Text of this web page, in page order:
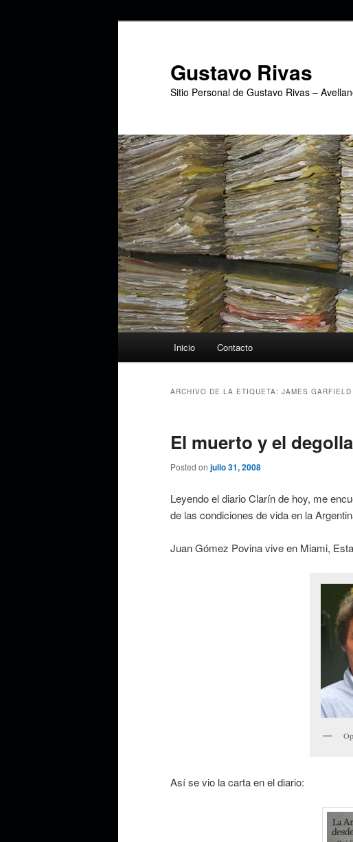
Gustavo Rivas
Sitio Personal de Gustavo Rivas –
Inicio Contacto
ARCHIVO DE LA ETIQUETA: JAMES GARFIELD
El muerto y el
Posted on julio 31, 2008
Leyendo el diario Clarín de hoy, me
de las condiciones de vida en la
Juan Gómez Povina vive en Miami,
Así se vio la carta en el diario: